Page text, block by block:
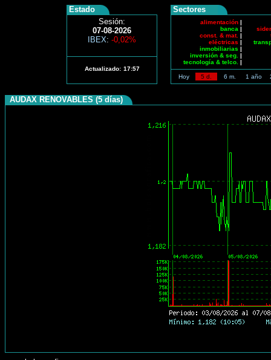
Estado
Sesión:
07-08-2026
IBEX: -0,02%
Actualizado: 17:57
Sectores
alimentación |
banca |
const. & mat. |
eléctricas |
inmobiliarias |
inversión & seg. |
tecnología & telco. |
Hoy 5 d. 6 m. 1 año
AUDAX RENOVABLES (5 días)